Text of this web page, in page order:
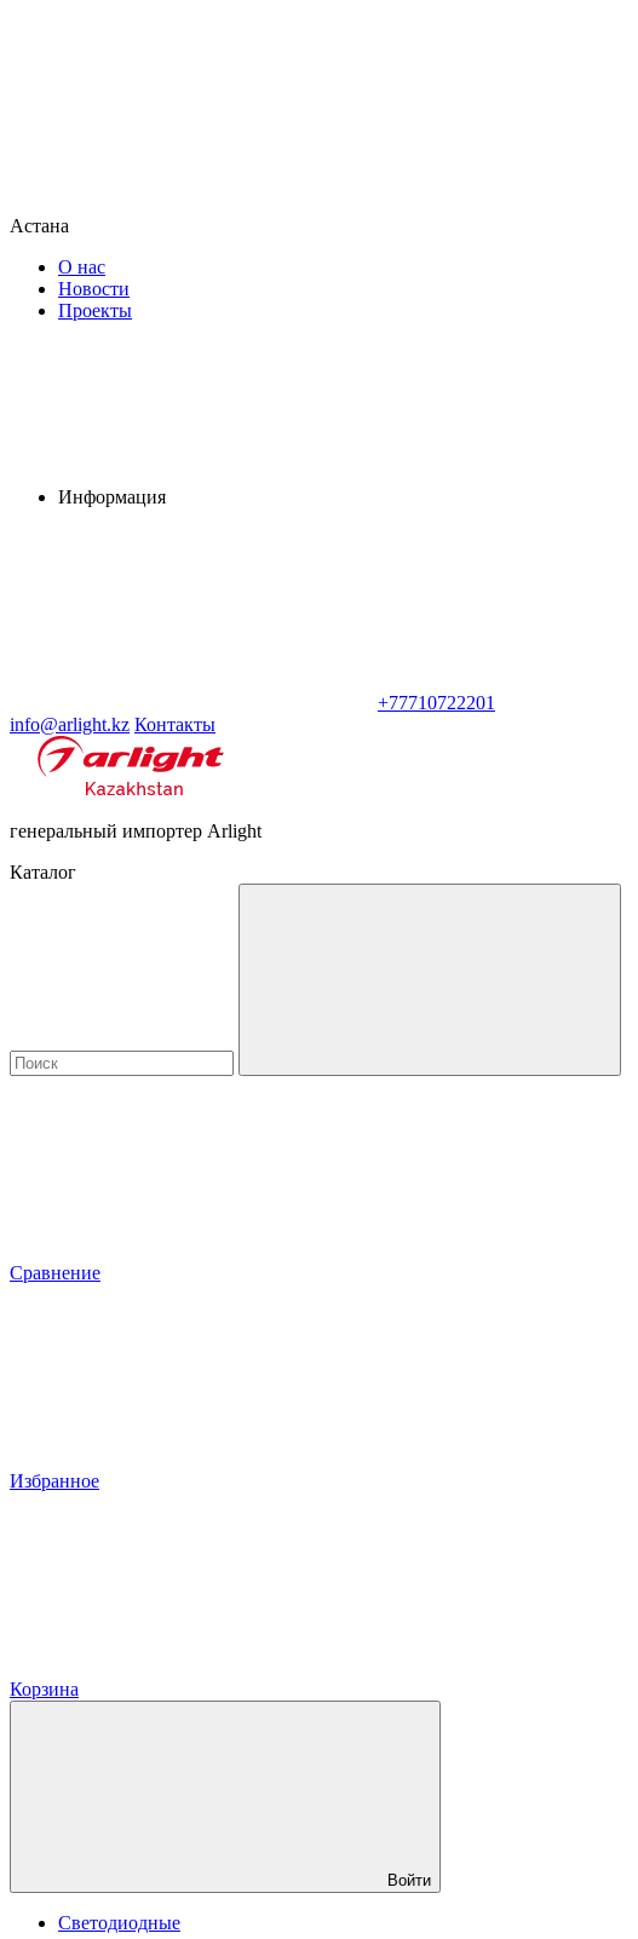
Астана
О нас
Новости
Проекты
Информация
+77710722201
info@arlight.kz Контакты
генеральный импортер Arlight
Каталог
Сравнение
Избранное
Корзина
Войти
Светодиодные